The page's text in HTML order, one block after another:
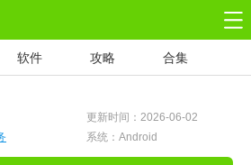
软件 攻略 合集
更新时间：2026-06-02
系统：Android